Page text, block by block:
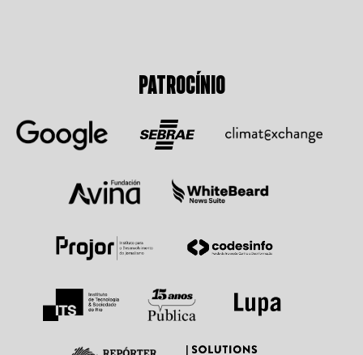
PATROCÍNIO